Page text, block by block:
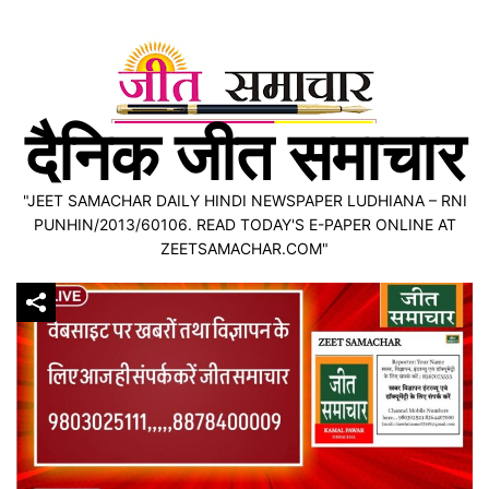
दैनिक जीत समाचार
"JEET SAMACHAR DAILY HINDI NEWSPAPER LUDHIANA – RNI
PUNHIN/2013/60106. READ TODAY'S E-PAPER ONLINE AT
ZEETSAMACHAR.COM"